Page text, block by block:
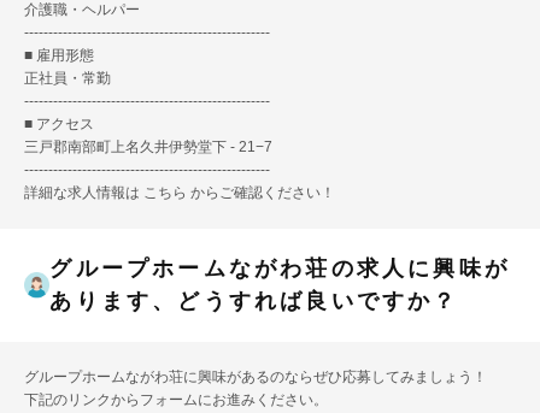
介護職・ヘルパー
---------------------------------------------------
■ 雇用形態
正社員・常勤
---------------------------------------------------
■ アクセス
三戸郡南部町上名久井伊勢堂下 - 21−7
---------------------------------------------------
詳細な求人情報は こちら からご確認ください！
グループホームながわ荘の求人に興味が
あります、どうすれば良いですか？
グループホームながわ荘に興味があるのならぜひ応募してみましょう！
下記のリンクからフォームにお進みください。